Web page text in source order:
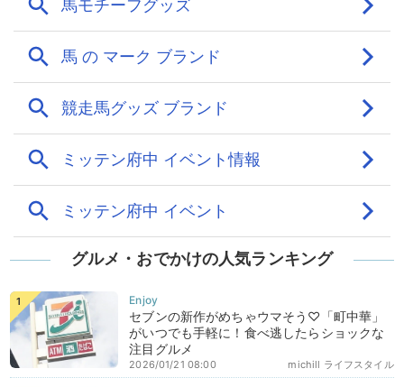
グルメ・おでかけの人気ランキング
セブンの新作がめちゃウマそう♡「町中華」
がいつでも手軽に！食べ逃したらショックな
注目グルメ
michill ライフスタイル
2026/01/21 08:00